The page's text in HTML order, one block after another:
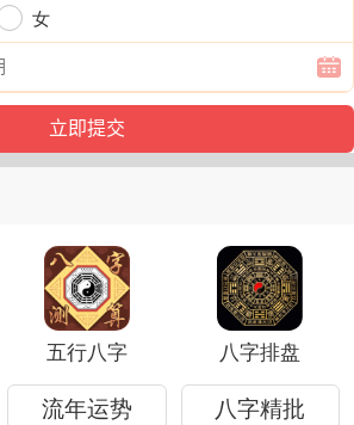
女
五行八字 八字排盘
流年运势
八字精批